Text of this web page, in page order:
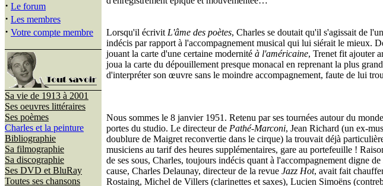
· Le forum
· Les membres
· Votre compte membre
Sa vie de 1913 à 2001
Ses oeuvres littéraires
Ses poèmes
Charles et la peinture
Bibliographie
Sa filmographie
Sa discographie
Ses DVD et BluRay
Toutes ses chansons
Lorsqu'il écrivit L'âme des poètes, Charles se doutait qu'il s'agissait de
indécis par rapport à l'accompagnement musical qui lui siérait le mieux.
jouant la carte d'une certaine modernité à l'américaine, Trenet fit ajouter
joua la carte du dépouillement presque monacal en reprenant la plus
d'interpréter son œuvre sans le moindre accompagnement, faute de lui
Nous sommes le 8 janvier 1951. Retenu par ses tournées autour du
portes du studio. Le directeur de Pathé-Marconi, Jean Richard (un ex-
doublure de Maigret reconvertie dans le cirque) la trouvait déjà
musiciens au tarif des heures supplémentaires, gare au portefeuille !
de ses sous, Charles, toujours indécis quant à l'accompagnement digne de
cause, Charles Delaunay, directeur de la revue Jazz Hot, avait fait
Rostaing, Michel de Villers (clarinettes et saxes), Lucien Simoëns